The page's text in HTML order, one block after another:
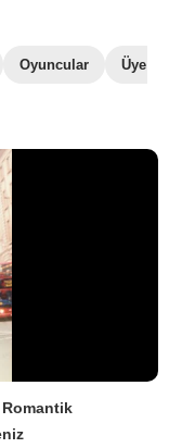
Oyuncular Üye
Romantik